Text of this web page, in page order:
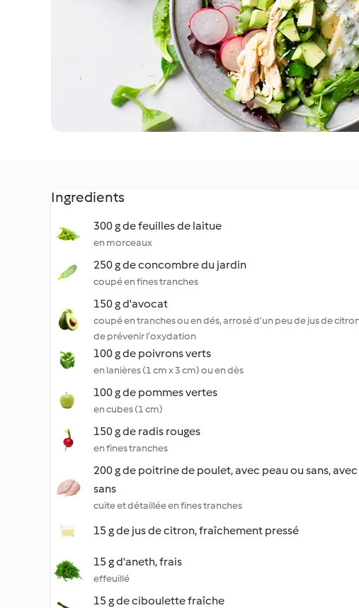
Ingredients
300 g de feuilles de laitue
en morceaux
250 g de concombre du jardin
coupé en fines tranches
150 g d'avocat
coupé en tranches ou en dés, arrosé d’un peu de jus de
de prévenir l’oxydation
100 g de poivrons verts
en lanières (1 cm x 3 cm) ou en dès
100 g de pommes vertes
en cubes (1 cm)
150 g de radis rouges
en fines tranches
200 g de poitrine de poulet, avec peau ou sans, avec
sans
cuite et détaillée en fines tranches
15 g de jus de citron, fraîchement pressé
15 g d'aneth, frais
effeuillé
15 g de ciboulette fraîche